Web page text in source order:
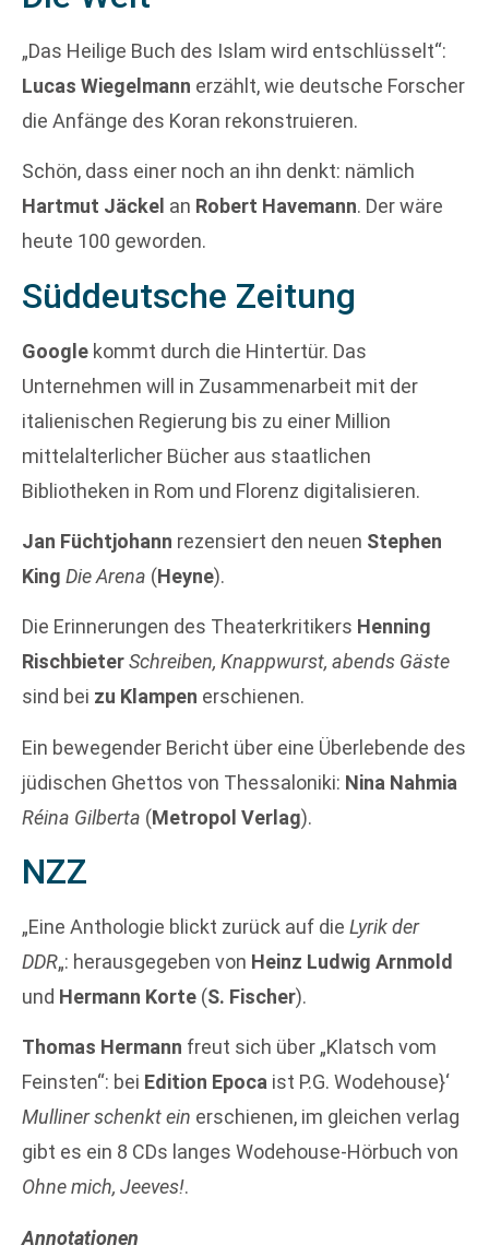
„Das Heilige Buch des Islam wird entschlüsselt“:
Lucas Wiegelmann erzählt, wie deutsche Forscher
die Anfänge des Koran rekonstruieren.
Schön, dass einer noch an ihn denkt: nämlich
Hartmut Jäckel an Robert Havemann. Der wäre
heute 100 geworden.
Süddeutsche Zeitung
Google kommt durch die Hintertür. Das
Unternehmen will in Zusammenarbeit mit der
italienischen Regierung bis zu einer Million
mittelalterlicher Bücher aus staatlichen
Bibliotheken in Rom und Florenz digitalisieren.
Jan Füchtjohann rezensiert den neuen Stephen
King Die Arena (Heyne).
Die Erinnerungen des Theaterkritikers Henning
RischbieterSchreiben, Knappwurst, abends Gäste
sind bei zu Klampen erschienen.
Ein bewegender Bericht über eine Überlebende des
jüdischen Ghettos von Thessaloniki: Nina Nahmia
Réina Gilberta (Metropol Verlag).
NZZ
„Eine Anthologie blickt zurück auf die Lyrik der
DDR„: herausgegeben von Heinz Ludwig Arnmold
und Hermann Korte (S. Fischer).
Thomas Hermann freut sich über „Klatsch vom
Feinsten“: bei Edition Epoca ist P.G. Wodehouse}‘
Mulliner schenkt ein erschienen, im gleichen verlag
gibt es ein 8 CDs langes Wodehouse-Hörbuch von
Ohne mich, Jeeves!.
Annotationen